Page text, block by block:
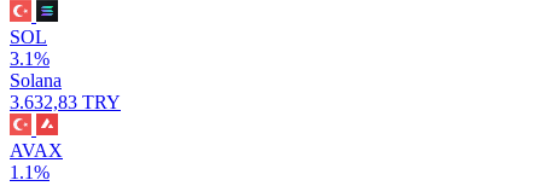
SOL
3.1%
Solana
3.632,83 TRY
AVAX
1.1%